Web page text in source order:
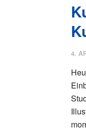
4.